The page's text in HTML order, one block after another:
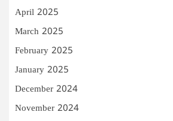
April 2025
March 2025
February 2025
January 2025
December 2024
November 2024